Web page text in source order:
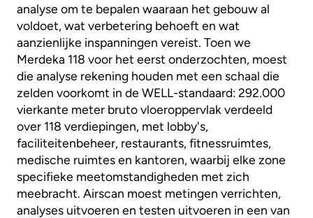
analyse om te bepalen waaraan het gebouw al
voldoet, wat verbetering behoeft en wat
aanzienlijke inspanningen vereist. Toen we
Merdeka 118 voor het eerst onderzochten, moest
die analyse rekening houden met een schaal die
zelden voorkomt in de WELL-standaard: 292.000
vierkante meter bruto vloeroppervlak verdeeld
over 118 verdiepingen, met lobby's,
faciliteitenbeheer, restaurants, fitnessruimtes,
medische ruimtes en kantoren, waarbij elke zone
specifieke meetomstandigheden met zich
meebracht. Airscan moest metingen verrichten,
analyses uitvoeren en testen uitvoeren in een van